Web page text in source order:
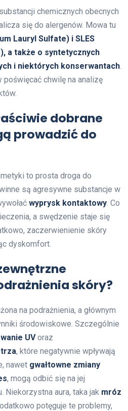
chemicznych obecnych
się do alergenów. Mowa tu
Lauryl Sulfate) i SLES
a także o syntetycznych
i niektórych konserwantach.
chwilę na analizę
dobrane
prowadzić do
to prosta droga do
są agresywne substancje w
wyprysk kontaktowy. Co
a swędzenie staje się
zaczerwienienie skóry
dyskomfort.
skóry?
na podrażnienia, a głównym
środowiskowe. Szczególnie
UVoraz
, które negatywnie wpływają
nawet gwałtowne zmiany
, mogą odbić się na jej
aura, taka jak mróz
potęguje te problemy,